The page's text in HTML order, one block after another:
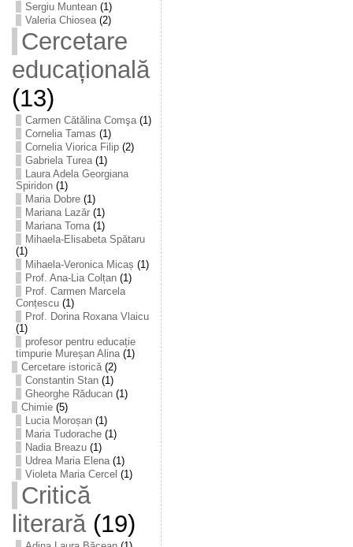
Sergiu Muntean(1)
Valeria Chiosea(2)
Cercetare
educațională
(13)
Carmen Cătălina Comşa(1)
Cornelia Tamas (1)
Cornelia Viorica Filip(2)
Gabriela Turea(1)
Laura Adela Georgiana
Spiridon(1)
Maria Dobre(1)
Mariana Lazăr(1)
Mariana Toma(1)
Mihaela-Elisabeta Spătaru
(1)
Mihaela-Veronica Micaș (1)
Prof. Ana-Lia Colțan(1)
Prof. Carmen Marcela
Conțescu(1)
Prof. Dorina Roxana Vlaicu
(1)
profesor pentru educație
timpurie Mureșan Alina(1)
Cercetare istorică(2)
Constantin Stan(1)
Gheorghe Răducan(1)
Chimie(5)
Lucia Moroșan(1)
Maria Tudorache(1)
Nadia Breazu(1)
Udrea Maria Elena(1)
Violeta Maria Cercel (1)
Critică
literară(19)